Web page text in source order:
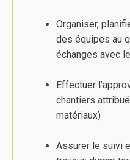
Organiser,
des équipes au
échanges avec
Effectuer
chantiers
matériaux)
Assurer le suivi